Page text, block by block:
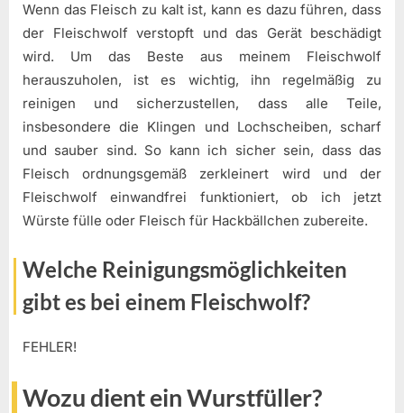
Wenn das Fleisch zu kalt ist, kann es dazu führen, dass
der Fleischwolf verstopft und das Gerät beschädigt
wird. Um das Beste aus meinem Fleischwolf
herauszuholen, ist es wichtig, ihn regelmäßig zu
reinigen und sicherzustellen, dass alle Teile,
insbesondere die Klingen und Lochscheiben, scharf
und sauber sind. So kann ich sicher sein, dass das
Fleisch ordnungsgemäß zerkleinert wird und der
Fleischwolf einwandfrei funktioniert, ob ich jetzt
Würste fülle oder Fleisch für Hackbällchen zubereite.
Welche Reinigungsmöglichkeiten
gibt es bei einem Fleischwolf?
FEHLER!
Wozu dient ein Wurstfüller?